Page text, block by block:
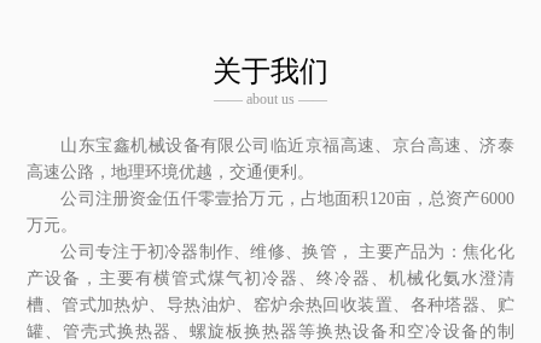
关于我们
—— about us ——
山东宝鑫机械设备有限公司临近京福高速、京台高速、济泰
高速公路，地理环境优越，交通便利。
公司注册资金伍仟零壹拾万元，占地面积120亩，总资产6000
万元。
公司专注于初冷器制作、维修、换管， 主要产品为：焦化化
产设备，主要有横管式煤气初冷器、终冷器、机械化氨水澄清
槽、管式加热炉、导热油炉、窑炉余热回收装置、各种塔器、贮
罐、管壳式换热器、螺旋板换热器等换热设备和空冷设备的制